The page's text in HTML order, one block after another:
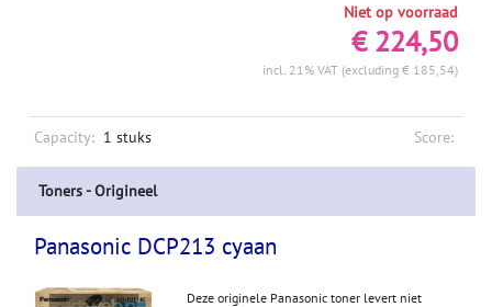
Niet op voorraad
€ 224,50
incl. 21% VAT (excluding € 185,54)
Capacity: 1 stuks Score:
Toners - Origineel
Panasonic DCP213 cyaan
Deze originele Panasonic toner levert niet